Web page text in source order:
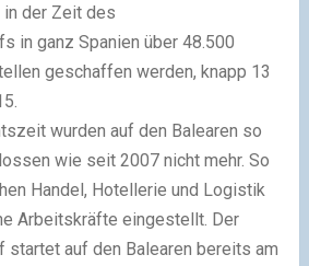
in der Zeit des
in ganz Spanien über 48.500
geschaffen werden, knapp 13
wurden auf den Balearen so
wie seit 2007 nicht mehr. So
Handel, Hotellerie und Logistik
Arbeitskräfte eingestellt. Der
startet auf den Balearen bereits am